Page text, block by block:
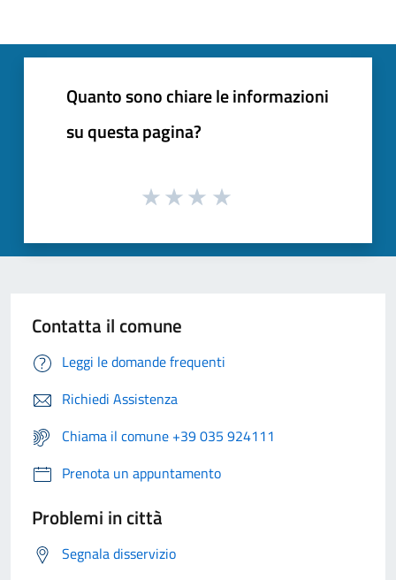
Quanto sono chiare le informazioni
su questa pagina?
Contatta il comune
Leggi le domande frequenti
Richiedi Assistenza
Chiama il comune +39 035 924111
Prenota un appuntamento
Problemi in città
Segnala disservizio